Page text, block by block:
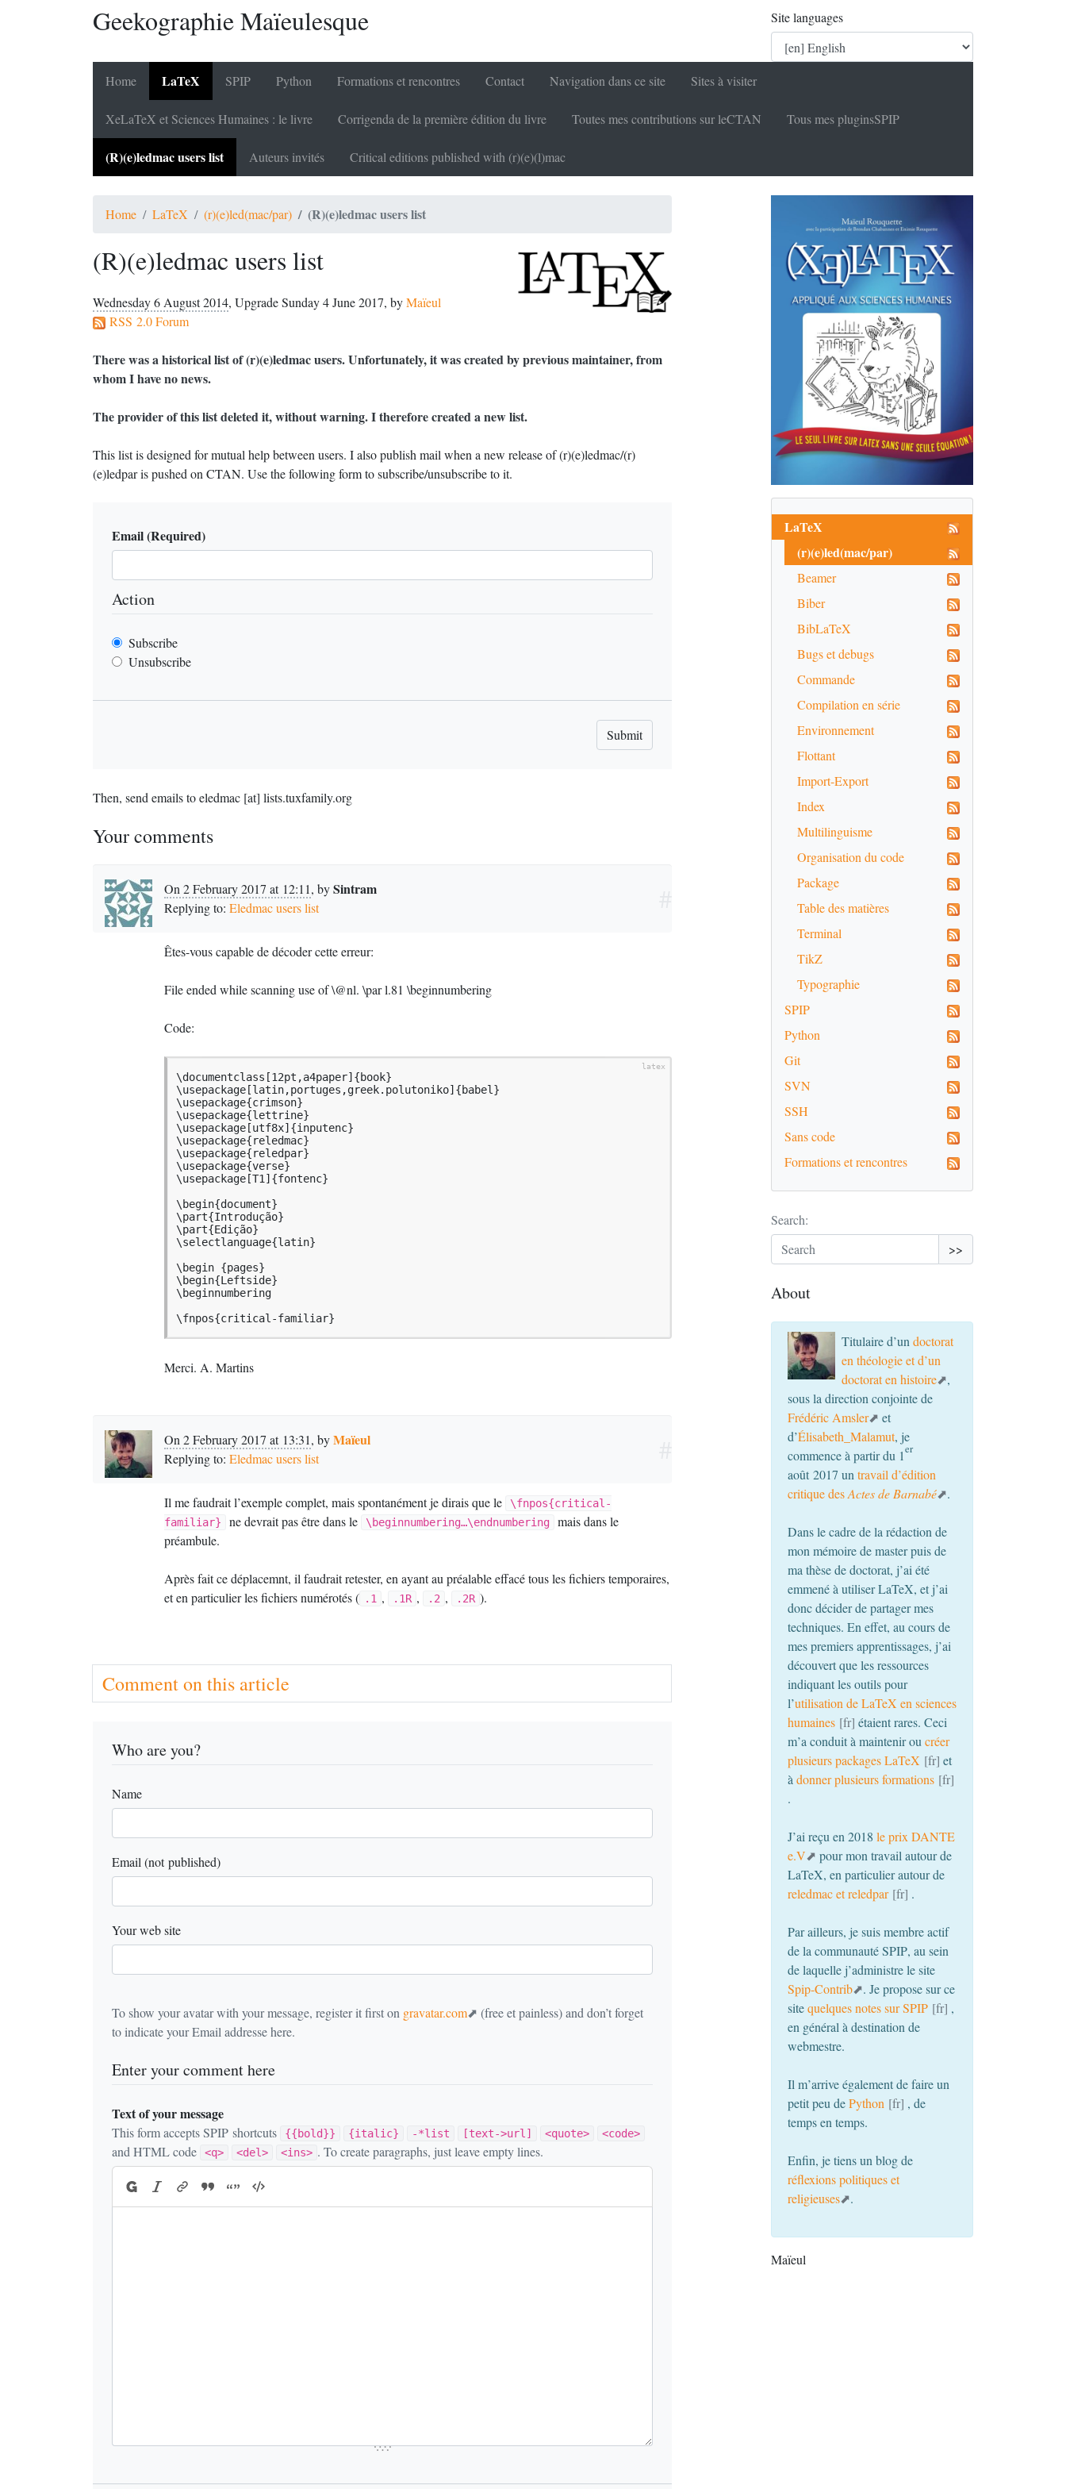
Geekographie Maïeulesque Site languages
Home LaTeX SPIP Python Formations et rencontres Contact Navigation dans ce site Sites à visiter
XeLaTeX et Sciences Humaines : le livre Corrigenda de la première édition du livre Toutes mes contributions sur leCTAN Tous mes pluginsSPIP
(R)(e)ledmac users list Auteurs invités Critical editions published with (r)(e)(l)mac
Home LaTeX (r)(e)led(mac/par) (R)(e)ledmac users list
(R)(e)ledmac users list
Wednesday 6 August 2014, Upgrade Sunday 4 June 2017, byMaïeul
RSS 2.0 Forum
There was a historical list of (r)(e)ledmac users. Unfortunately, it was created by previous maintainer, from
whom I have no news.
The provider of this list deleted it, without warning. I therefore created a new list.
This list is designed for mutual help between users. I also publish mail when a new release of (r)(e)ledmac/(r)
(e)ledpar is pushed on CTAN. Use the following form to subscribe/unsubscribe to it.
Email(Required)
Action
Subscribe
Unsubscribe
Submit
Then, send emails to eledmac [at] lists.tuxfamily.org
Your comments
On 2 February 2017 at 12:11, bySintram
Replying to: Eledmac users list
Êtes-vous capable de décoder cette erreur:
File ended while scanning use of \@nl. \par l.81 \beginnumbering
Code:
\documentclass[12pt,a4paper]{book}
\usepackage[latin,portuges,greek.polutoniko]{babel}
\usepackage{crimson}
\usepackage{lettrine}
\usepackage[utf8x]{inputenc}
\usepackage{reledmac}
\usepackage{reledpar}
\usepackage{verse}
\usepackage[T1]{fontenc}
\begin{document}
\part{Introdução}
\part{Edição}
\selectlanguage{latin}
\begin {pages}
\begin{Leftside}
\beginnumbering
\fnpos{critical-familiar}
Merci. A. Martins
On 2 February 2017 at 13:31, byMaïeul
Replying to: Eledmac users list
Il me faudrait l’exemple complet, mais spontanément je dirais que le
\fnpos{critical-
familiar}
ne devrait pas être dans le \beginnumbering…\endnumbering
mais dans le
préambule.
Après fait ce déplacemnt, il faudrait retester, en ayant au préalable effacé tous les fichiers temporaires,
et en particulier les fichiers numérotés ( .1 , .1R , .2 , .2R ).
Comment on this article
Who are you?
Name
Email (not published)
Your web site
To show your avatar with your message, register it first on gravatar.com
(free et painless) and don’t forget
to indicate your Email addresse here.
Enter your comment here
Text of your message
This form accepts SPIP shortcuts {{bold}} {italic} -*list [text->url] <quote> <code>
and HTML code <q> <del> <ins> . To create paragraphs, just leave empty lines.
LaTeX
(r)(e)led(mac/par)
Beamer
Biber
BibLaTeX
Bugs et debugs
Commande
Compilation en série
Environnement
Flottant
Import-Export
Index
Multilinguisme
Organisation du code
Package
Table des matières
Terminal
TikZ
Typographie
SPIP
Python
Git
SVN
SSH
Sans code
Formations et rencontres
Search:
>>
About
Titulaire d’un doctorat
en théologie et d’un
doctorat en histoire
,
sous la direction conjointe de
Frédéric Amsler
et
d’Élisabeth_Malamut, je
commence à partir du 1er
août 2017 un travail d’édition
critique desActes de Barnabé .
Dans le cadre de la rédaction de
mon mémoire de master puis de
ma thèse de doctorat, j’ai été
emmené à utiliser LaTeX, et j’ai
donc décider de partager mes
techniques. En effet, au cours de
mes premiers apprentissages, j’ai
découvert que les ressources
indiquant les outils pour
l’utilisation de LaTeX en sciences
humaines
étaient rares. Ceci
m’a conduit à maintenir ou créer
plusieurs packages LaTeX
et
à donner plusieurs formations
.
J’ai reçu en 2018 le prix DANTE
e.V
pour mon travail autour de
LaTeX, en particulier autour de
reledmac et reledpar
.
Par ailleurs, je suis membre actif
de la communautéSPIP, au sein
de laquelle j’administre le site
Spip-Contrib
. Je propose sur ce
sitequelques notes surSPIP
,
en général à destination de
webmestre.
Il m’arrive également de faire un
petit peu dePython
, de
temps en temps.
Enfin, je tiens un blog de
réflexions politiques et
religieuses
.
Maïeul